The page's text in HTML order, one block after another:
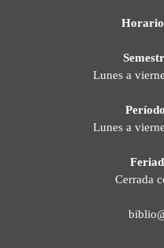
Lunes a
Lunes a
Cerrada